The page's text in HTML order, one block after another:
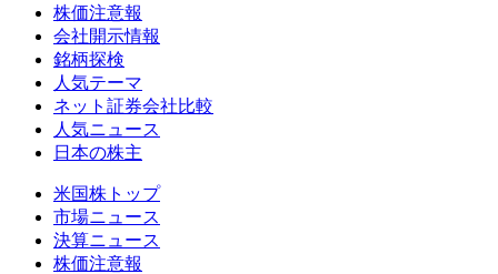
株価注意報
会社開示情報
銘柄探検
人気テーマ
ネット証券会社比較
人気ニュース
日本の株主
米国株トップ
市場ニュース
決算ニュース
株価注意報